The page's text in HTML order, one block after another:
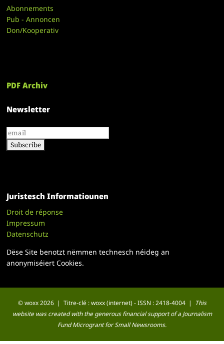
Abonnements
Pub - Annoncen
Don/Kooperativ
PDF Archiv
Newsletter
Juristesch Informatiounen
Droit de réponse
Impressum
Datenschutz
Dëse Site benotzt nëmmen technesch néideg an
anonymiséiert Cookies.
© woxx 2026 | Titre-clé : woxx (internet) - ISSN : 2418-4004 |
This
website was created with the generous financial support of a Journalism
Fund Microgrant for Small Newsrooms.